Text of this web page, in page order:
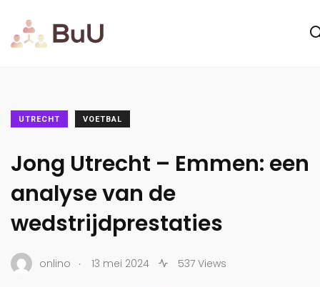
UTRECHT VOETBAL
Jong Utrecht – Emmen: een
analyse van de
wedstrijdprestaties
onlino . 13 mei 2024 537 Views